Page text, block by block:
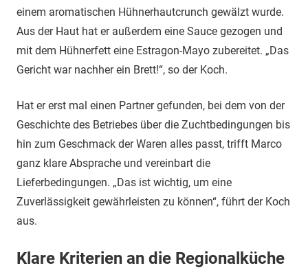
einem aromatischen Hühnerhautcrunch gewälzt wurde.
Aus der Haut hat er außerdem eine Sauce gezogen und
mit dem Hühnerfett eine Estragon-Mayo zubereitet. „Das
Gericht war nachher ein Brett!“, so der Koch.
Hat er erst mal einen Partner gefunden, bei dem von der
Geschichte des Betriebes über die Zuchtbedingungen bis
hin zum Geschmack der Waren alles passt, trifft Marco
ganz klare Absprache und vereinbart die
Lieferbedingungen. „Das ist wichtig, um eine
Zuverlässigkeit gewährleisten zu können“, führt der Koch
aus.
Klare Kriterien an die Regionalküche